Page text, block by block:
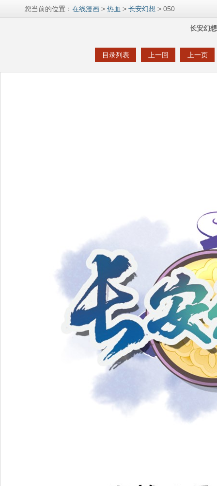
您当前的位置：在线漫画 >热血 >长安幻想 > 050
长安幻
目录列表 上一回 上一页